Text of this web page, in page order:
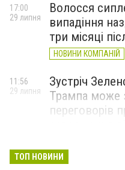
Волосся
випадіння
три місяці
НОВИНИ КОМПАНІЙ
17:00
29 липня
Зустріч
Трампа може
переговорів
11:56
29 липня
ТОП НОВИНИ